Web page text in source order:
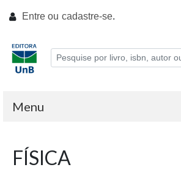
Entre ou cadastre-se.
Menu
FÍSICA